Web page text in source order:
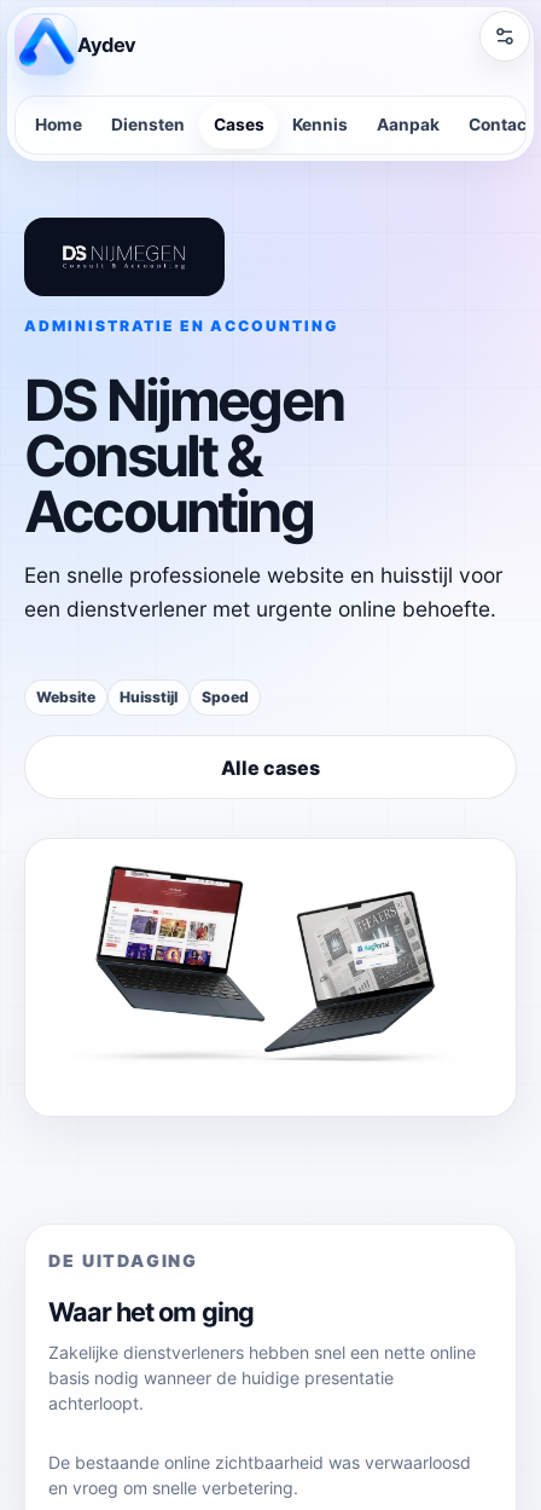
Aydev
Home Diensten Cases Kennis Aanpak Contact
ADMINISTRATIE EN ACCOUNTING
DS Nijmegen
Consult &
Accounting
Een snelle professionele website en huisstijl voor
een dienstverlener met urgente online behoefte.
Website Huisstijl Spoed
Alle cases
DE UITDAGING
Waar het om ging
Zakelijke dienstverleners hebben snel een nette online
basis nodig wanneer de huidige presentatie
achterloopt.
De bestaande online zichtbaarheid was verwaarloosd
en vroeg om snelle verbetering.